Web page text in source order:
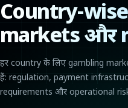
Country-
markets और
हर country के लिए gambling
हैं: regulation, payment
requirements और operational